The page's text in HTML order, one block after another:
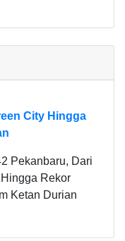
City Hingga
Pekanbaru, Dari
Rekor
Ketan Durian